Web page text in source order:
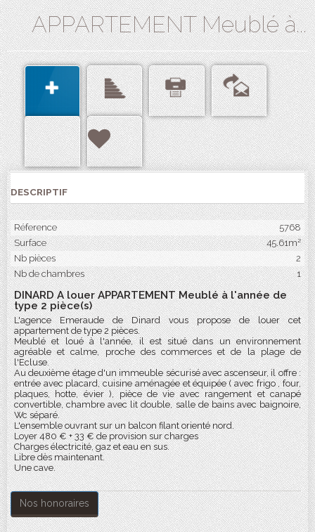
APPARTEMENT Meublé à...
DESCRIPTIF
Réference
5768
Surface
45.61m²
Nb pièces
2
Nb de chambres
1
DINARD A louer APPARTEMENT Meublé à l'année de
type 2 pièce(s)
L'agence Emeraude de Dinard vous propose de louer cet
appartement de type 2 pièces.
Meublé et loué à l'année, il est situé dans un environnement
agréable et calme, proche des commerces et de la plage de
l'Ecluse.
Au deuxième étage d'un immeuble sécurisé avec ascenseur, il offre :
entrée avec placard, cuisine aménagée et équipée ( avec frigo , four,
plaques, hotte, évier ), pièce de vie avec rangement et canapé
convertible, chambre avec lit double, salle de bains avec baignoire,
Wc séparé.
L'ensemble ouvrant sur un balcon filant orienté nord.
Loyer 480 € + 33 € de provision sur charges
Charges électricité, gaz et eau en sus.
Libre dès maintenant.
Une cave.
Nos honoraires